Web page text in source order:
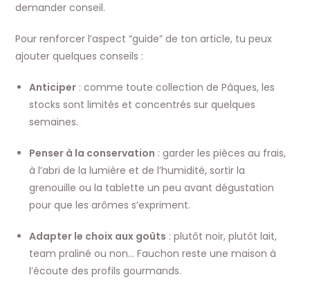
demander conseil.
Pour renforcer l’aspect “guide” de ton article, tu peux
ajouter quelques conseils :
Anticiper : comme toute collection de Pâques, les
stocks sont limités et concentrés sur quelques
semaines.
Penser à la conservation : garder les pièces au frais,
à l’abri de la lumière et de l’humidité, sortir la
grenouille ou la tablette un peu avant dégustation
pour que les arômes s’expriment.
Adapter le choix aux goûts : plutôt noir, plutôt lait,
team praliné ou non… Fauchon reste une maison à
l’écoute des profils gourmands.